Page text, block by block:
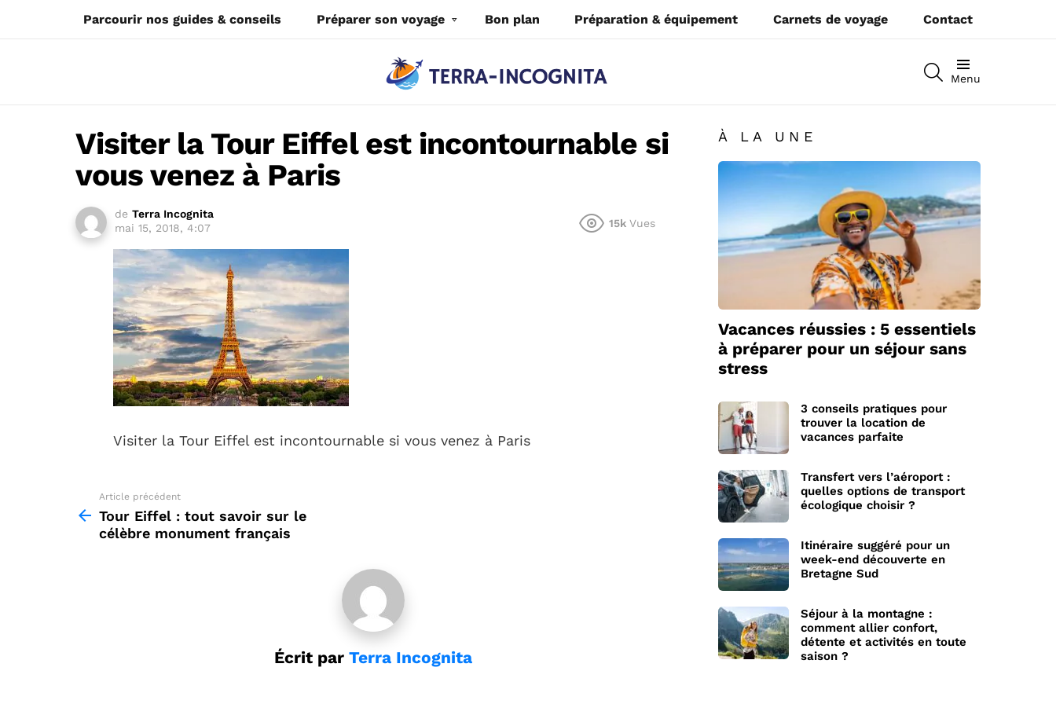
Parcourir nos guides & conseils Préparer son voyage Bon plan Préparation & équipement Carnets de voyage Contact
RECHERCHEZ
Menu
Visiter la Tour Eiffel est incontournable si
vous venez à Paris
de Terra Incognita
mai 15, 2018, 4:07
15k Vues
Visiter la Tour Eiffel est incontournable si vous venez à Paris
more
Article précédent
Tour Eiffel : tout savoir sur le
célèbre monument français
Écrit par Terra Incognita
À LA UNE
Vacances réussies : 5 essentiels
à préparer pour un séjour sans
stress
3 conseils pratiques pour
trouver la location de
vacances parfaite
Transfert vers l’aéroport :
quelles options de transport
écologique choisir ?
Itinéraire suggéré pour un
week-end découverte en
Bretagne Sud
Séjour à la montagne :
comment allier confort,
détente et activités en toute
saison ?